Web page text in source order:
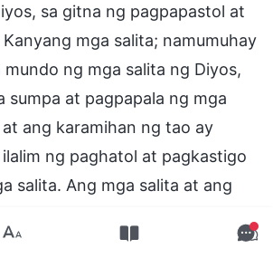
sa gitna ng pagpapastol at
mga salita; namumuhay
ng mga salita ng Diyos,
sumpa at pagpapala ng mga
ang karamihan ng tao ay
ng paghatol at pagkastigo
salita. Ang mga salita at ang
ang kalooban ng Diyos, at